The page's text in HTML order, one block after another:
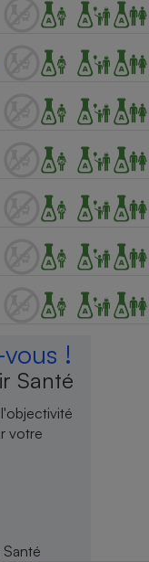
!
Santé
votre